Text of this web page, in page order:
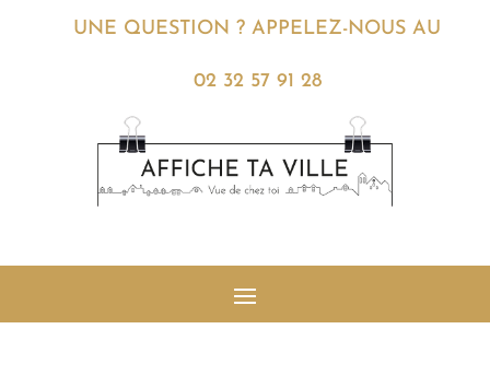
UNE QUESTION ? APPELEZ-NOUS AU
02 32 57 91 28